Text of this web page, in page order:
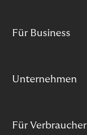
Für Business
Unternehmen
Für Verbraucher